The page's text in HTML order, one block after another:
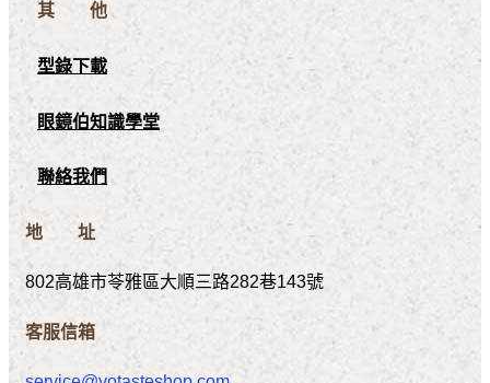
其 他
型錄下載
眼鏡伯知識學堂
聯絡我們
地 址
802高雄市苓雅區大順三路282巷143號
客服信箱